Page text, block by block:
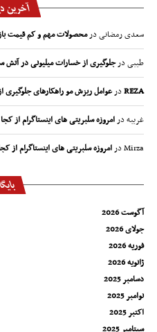
آخرین
سعدی رمضانیدرمحصولات مهم و کم قیمت
طیبیدرجلوگیری از خسارات میلیونی در آتش
REZAدرعوامل ریزش مو راهکارهای جلوگیری
غریبهدرامروزه سلبریتی های اینستاگرام از
Mirzaدرامروزه سلبریتی های اینستاگرام از
آگوست 2026
جولای 2026
فوریه 2026
ژانویه 2026
دسامبر 2025
نوامبر 2025
اکتبر 2025
سپتامبر 2025